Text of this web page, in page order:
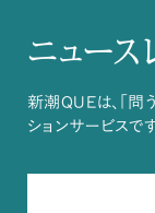
ニュース
新潮QUEは、「問
ションサービスです